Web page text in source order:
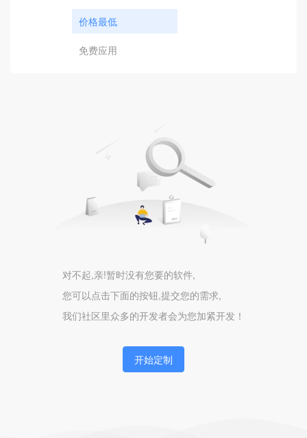
价格最低
免费应用
对不起,亲!暂时没有您要的软件,
您可以点击下面的按钮,提交您的需求,
我们社区里众多的开发者会为您加紧开发！
开始定制